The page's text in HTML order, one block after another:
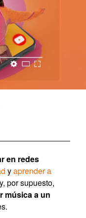
en redes
yaprender a
por supuesto,
música a un